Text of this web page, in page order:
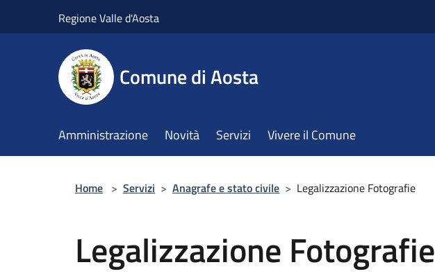
Regione Valle d'Aosta
Comune di Aosta
Amministrazione Novità Servizi Vivere il Comune
Home > Servizi > Anagrafe e stato civile > Legalizzazione Fotografie
Legalizzazione Fotografie